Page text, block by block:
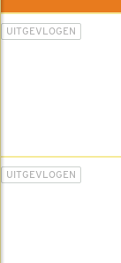
UITGEVLOGEN
UITGEVLOGEN